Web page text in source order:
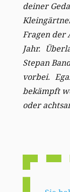
deiner
Fragen der
Jahr.
Stepan
vorbei.
bekämpft
oder